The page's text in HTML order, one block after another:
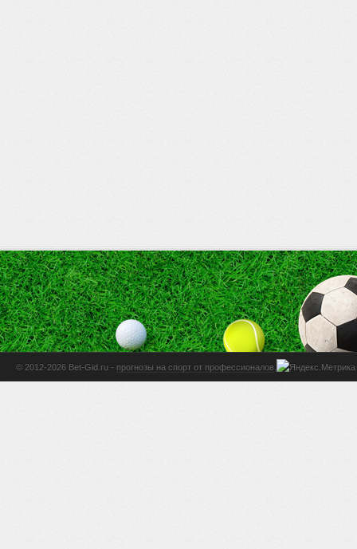
© 2012-2026 Bet-Gid.ru - прогнозы на спорт от профессионалов